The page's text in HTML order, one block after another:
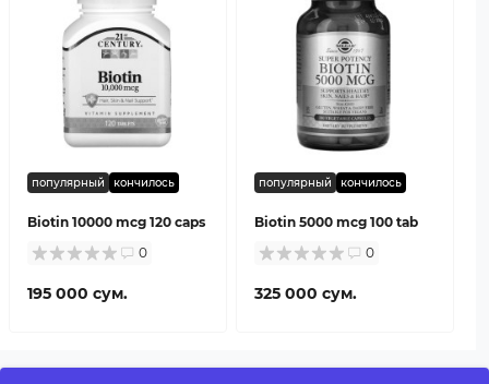
популярный кончилось
Biotin 10000 mcg 120 caps
0
195 000 сум.
популярный кончилось
Biotin 5000 mcg 100 tab
0
325 000 сум.